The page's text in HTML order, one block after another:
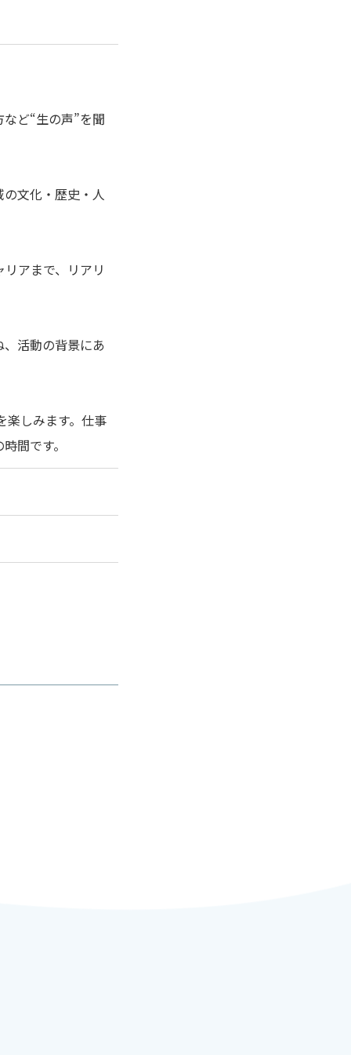
ど“生の声”を聞
文化・歴史・人
アまで、リアリ
活動の背景にあ
楽しみます。仕事
間です。